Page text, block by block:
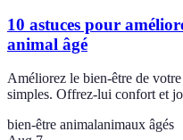
10 astuces pour
animal âgé
Améliorez le bien-être de
simples. Offrez-lui confort et
bien-être animalanimaux âgés